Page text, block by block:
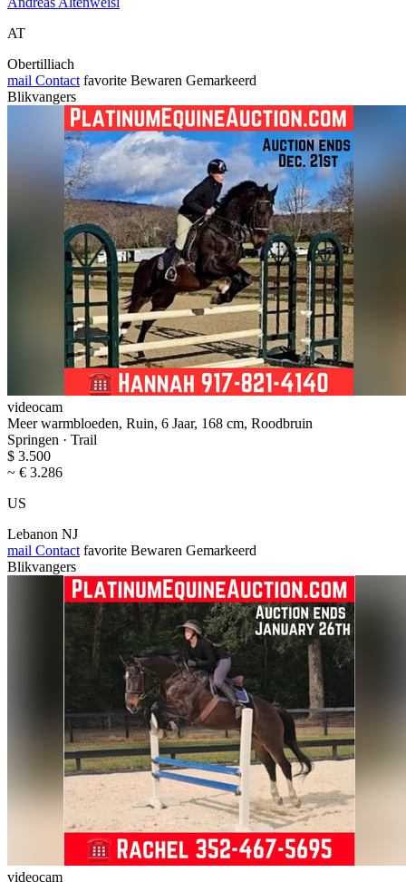
AT
Obertilliach
mail Contact favorite Bewaren Gemarkeerd
Blikvangers
videocam
Meer warmbloeden, Ruin, 6 Jaar, 168 cm, Roodbruin
Springen · Trail
$ 3.500
~ € 3.286
US
Lebanon NJ
mail Contact favorite Bewaren Gemarkeerd
Blikvangers
videocam